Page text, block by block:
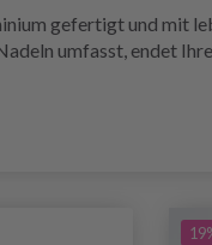
gefertigt und mit
umfasst, endet